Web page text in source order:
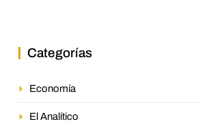
Categorías
Economía
El Analítico